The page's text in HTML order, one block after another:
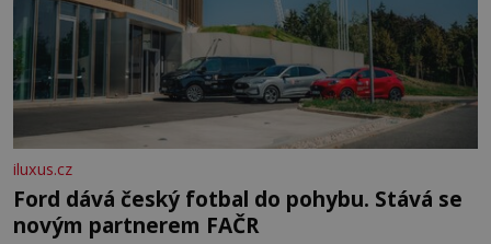
iluxus.cz
Ford dává český fotbal do pohybu. Stává se
novým partnerem FAČR